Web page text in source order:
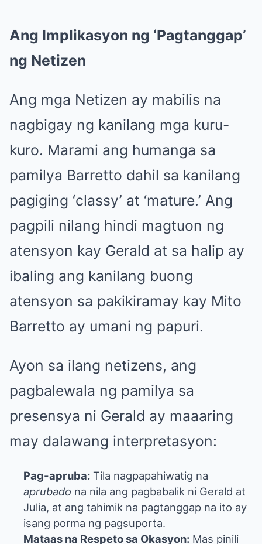
Ang Implikasyon ng ‘Pagtanggap’
ng Netizen
Ang mga Netizen ay mabilis na
nagbigay ng kanilang mga kuru-
kuro. Marami ang humanga sa
pamilya Barretto dahil sa kanilang
pagiging ‘classy’ at ‘mature.’ Ang
pagpili nilang hindi magtuon ng
atensyon kay Gerald at sa halip ay
ibaling ang kanilang buong
atensyon sa pakikiramay kay Mito
Barretto ay umani ng papuri.
Ayon sa ilang netizens, ang
pagbalewala ng pamilya sa
presensya ni Gerald ay maaaring
may dalawang interpretasyon:
Pag-apruba: Tila nagpapahiwatig na
aprubado na nila ang pagbabalik ni Gerald at
Julia, at ang tahimik na pagtanggap na ito ay
isang porma ng pagsuporta.
Mataas na Respeto sa Okasyon: Mas pinili